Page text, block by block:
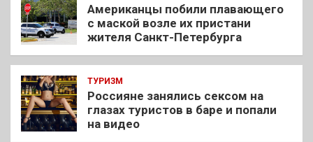
Американцы побили плавающего
с маской возле их пристани
жителя Санкт-Петербурга
ТУРИЗМ
Россияне занялись сексом на
глазах туристов в баре и попали
на видео